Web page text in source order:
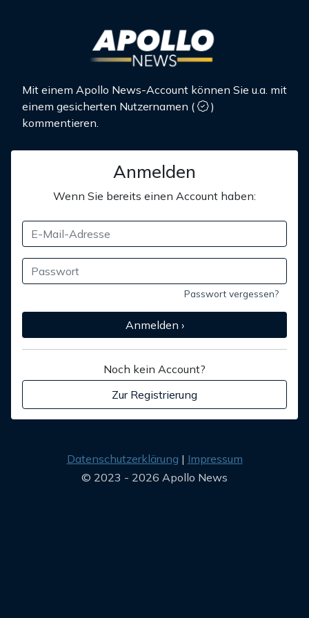
Mit einem Apollo News-Account können Sie u.a. mit
einem gesicherten Nutzernamen (
)
kommentieren.
Anmelden
Wenn Sie bereits einen Account haben:
Passwort vergessen?
Anmelden ›
Noch kein Account?
Zur Registrierung
Datenschutzerklärung
Impressum
© 2023 - 2026 Apollo News